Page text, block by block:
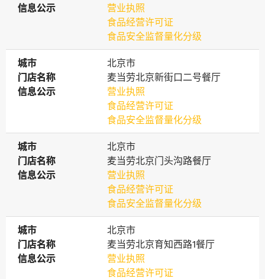
信息公示
信息公示
营业执照
食品经营许可证
食品安全监督量化分级
城市
城市
北京市
门店名称
门店名称
麦当劳北京新街口二号餐厅
信息公示
信息公示
营业执照
食品经营许可证
食品安全监督量化分级
城市
城市
北京市
门店名称
门店名称
麦当劳北京门头沟路餐厅
信息公示
信息公示
营业执照
食品经营许可证
食品安全监督量化分级
城市
城市
北京市
门店名称
门店名称
麦当劳北京育知西路1餐厅
信息公示
信息公示
营业执照
食品经营许可证